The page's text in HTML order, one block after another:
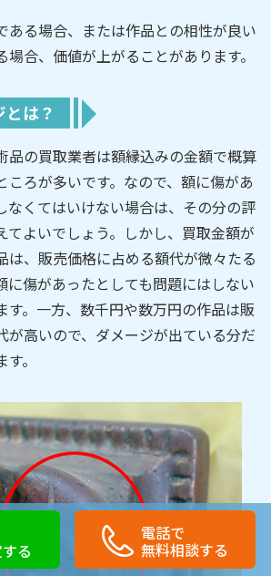
る
電話で
無料相談する
ある場合、または作品との相性が良い
合、価値が上がることがあります。
は？
品の買取業者は額縁込みの金額で概算
ころが多いです。なので、額に傷があ
なくてはいけない場合は、その分の評
てよいでしょう。しかし、買取金額が
は、販売価格に占める額代が微々たる
に傷があったとしても問題にはしない
す。一方、数千円や数万円の作品は販
が高いので、ダメージが出ている分だ
。